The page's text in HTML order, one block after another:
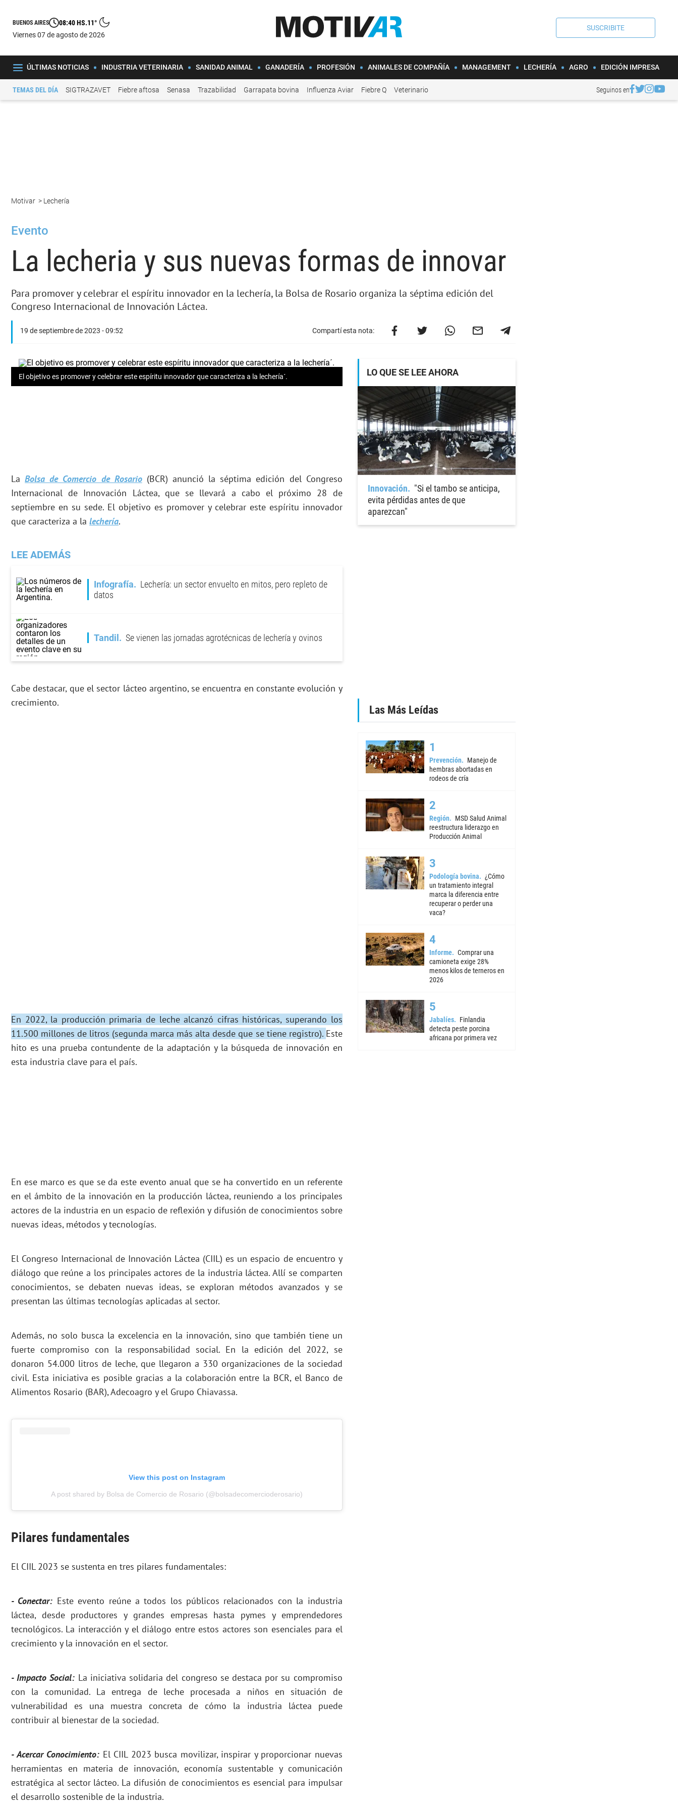
BUENOS AIRES 08:40 HS.11°
viernes 07 de agosto de 2026
SUSCRIBITE
ÚLTIMAS NOTICIAS INDUSTRIA VETERINARIA SANIDAD ANIMAL GANADERÍA PROFESIÓN ANIMALES DE COMPAÑÍA MANAGEMENT LECHERÍA AGRO EDICIÓN IMPRESA
TEMAS DEL DÍA SIGTRAZAVET Fiebre aftosa Senasa Trazabilidad Garrapata bovina Influenza Aviar Fiebre Q Veterinario Seguinos en
Motivar > Lechería
Evento
La lecheria y sus nuevas formas de innovar
Para promover y celebrar el espíritu innovador en la lechería, la Bolsa de Rosario organiza la séptima edición del
Congreso Internacional de Innovación Láctea.
19 de septiembre de 2023 - 09:52 Compartí esta nota:
El objetivo es promover y celebrar este espíritu innovador que caracteriza a la lechería´.
LaBolsa de Comercio de Rosario(BCR) anunció la séptima edición del Congreso
Internacional de Innovación Láctea, que se llevará a cabo el próximo 28 de
septiembre en su sede. El objetivo es promover y celebrar este espíritu innovador
que caracteriza a la lechería.
LEE ADEMÁS
Infografía
Lechería: un sector envuelto en mitos, pero repleto de
datos
Tandil Se vienen las jornadas agrotécnicas de lechería y ovinos
Cabe destacar, que el sector lácteo argentino, se encuentra en constante evolución y
crecimiento.
En 2022, la producción primaria de leche alcanzó cifras históricas, superando los
11.500 millones de litros (segunda marca más alta desde que se tiene registro). Este
hito es una prueba contundente de la adaptación y la búsqueda de innovación en
esta industria clave para el país.
En ese marco es que se da este evento anual que se ha convertido en un referente
en el ámbito de la innovación en la producción láctea, reuniendo a los principales
actores de la industria en un espacio de reflexión y difusión de conocimientos sobre
nuevas ideas, métodos y tecnologías.
El Congreso Internacional de Innovación Láctea (CIIL) es un espacio de encuentro y
diálogo que reúne a los principales actores de la industria láctea. Allí se comparten
conocimientos, se debaten nuevas ideas, se exploran métodos avanzados y se
presentan las últimas tecnologías aplicadas al sector.
Además, no solo busca la excelencia en la innovación, sino que también tiene un
fuerte compromiso con la responsabilidad social. En la edición del 2022, se
donaron 54.000 litros de leche, que llegaron a 330 organizaciones de la sociedad
civil. Esta iniciativa es posible gracias a la colaboración entre la BCR, el Banco de
Alimentos Rosario (BAR), Adecoagro y el Grupo Chiavassa.
View this post on Instagram
A post shared by Bolsa de Comercio de Rosario (@bolsadecomercioderosario)
Pilares fundamentales
El CIIL 2023 se sustenta en tres pilares fundamentales:
- Conectar: Este evento reúne a todos los públicos relacionados con la industria
láctea, desde productores y grandes empresas hasta pymes y emprendedores
tecnológicos. La interacción y el diálogo entre estos actores son esenciales para el
crecimiento y la innovación en el sector.
- Impacto Social: La iniciativa solidaria del congreso se destaca por su compromiso
con la comunidad. La entrega de leche procesada a niños en situación de
vulnerabilidad es una muestra concreta de cómo la industria láctea puede
contribuir al bienestar de la sociedad.
- Acercar Conocimiento: El CIIL 2023 busca movilizar, inspirar y proporcionar nuevas
herramientas en materia de innovación, economía sustentable y comunicación
estratégica al sector lácteo. La difusión de conocimientos es esencial para impulsar
el desarrollo sostenible de la industria.
LO QUE SE LEE AHORA
Innovación
"Si el tambo se anticipa,
evita pérdidas antes de que
aparezcan"
Las Más Leídas
Prevención
Manejo de
hembras abortadas en
rodeos de cría
Región
MSD Salud Animal
reestructura liderazgo en
Producción Animal
Podología bovina
¿Cómo
un tratamiento integral
marca la diferencia entre
recuperar o perder una
vaca?
Informe
Comprar una
camioneta exige 28%
menos kilos de terneros en
2026
Jabalíes
Finlandia
detecta peste porcina
africana por primera vez